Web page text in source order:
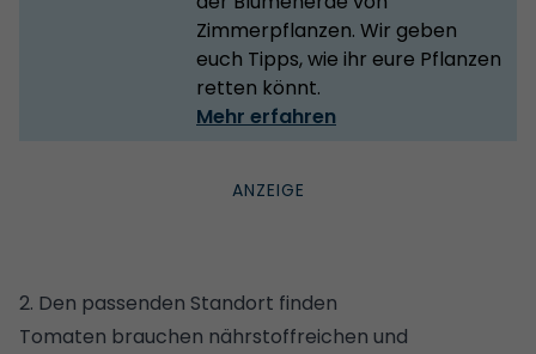
Zimmerpflanzen. Wir geben
euch Tipps, wie ihr eure Pflanzen
retten könnt.
Mehr erfahren
2. Den passenden Standort finden
Tomaten brauchen nährstoffreichen und